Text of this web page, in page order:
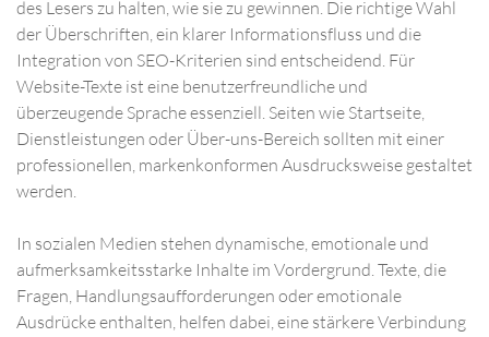
des Lesers zu halten, wie sie zu gewinnen. Die richtige Wahl
der Überschriften, ein klarer Informationsfluss und die
Integration von SEO-Kriterien sind entscheidend. Für
Website-Texte ist eine benutzerfreundliche und
überzeugende Sprache essenziell. Seiten wie Startseite,
Dienstleistungen oder Über-uns-Bereich sollten mit einer
professionellen, markenkonformen Ausdrucksweise gestaltet
werden.
In sozialen Medien stehen dynamische, emotionale und
aufmerksamkeitsstarke Inhalte im Vordergrund. Texte, die
Fragen, Handlungsaufforderungen oder emotionale
Ausdrücke enthalten, helfen dabei, eine stärkere Verbindung